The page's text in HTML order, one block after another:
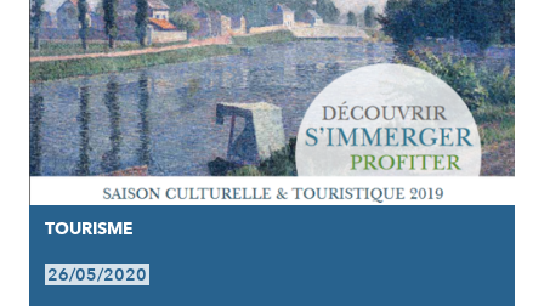
TOURISME
26/05/2020